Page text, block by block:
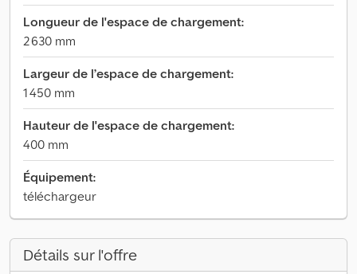
Longueur de l'espace de chargement:
2 630 mm
Largeur de l’espace de chargement:
1 450 mm
Hauteur de l'espace de chargement:
400 mm
Équipement:
téléchargeur
Détails sur l'offre